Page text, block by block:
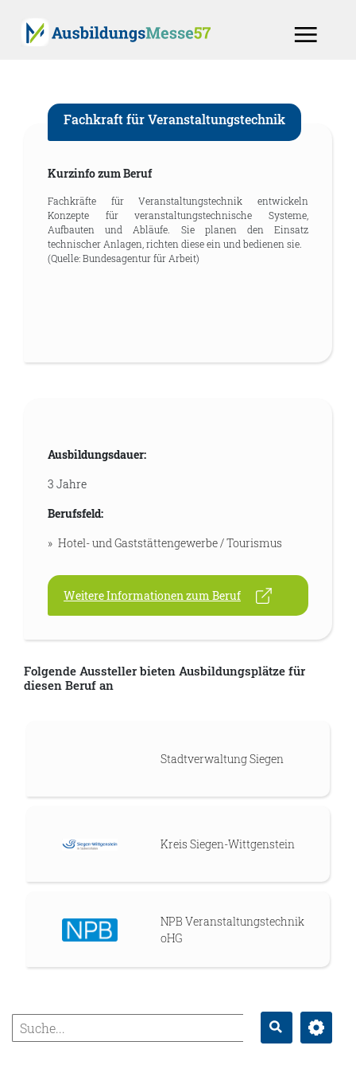
Fachkraft für Veranstaltungstechnik
Kurzinfo zum Beruf
Fachkräfte für Veranstaltungstechnik entwickeln
Konzepte für veranstaltungstechnische Systeme,
Aufbauten und Abläufe. Sie planen den Einsatz
technischer Anlagen, richten diese ein und bedienen sie.
(Quelle: Bundesagentur für Arbeit)
Ausbildungsdauer:
3 Jahre
Berufsfeld:
Hotel- und Gaststättengewerbe / Tourismus
Weitere Informationen zum Beruf
Folgende Aussteller bieten Ausbildungsplätze für
diesen Beruf an
Stadtverwaltung Siegen
Kreis Siegen-Wittgenstein
NPB Veranstaltungstechnik
oHG
Suche